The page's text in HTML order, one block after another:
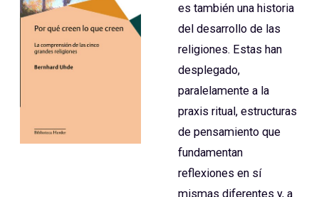
es también una historia
del desarrollo de las
religiones. Estas han
desplegado,
paralelamente a la
praxis ritual, estructuras
de pensamiento que
fundamentan
reflexiones en sí
mismas diferentes y, a